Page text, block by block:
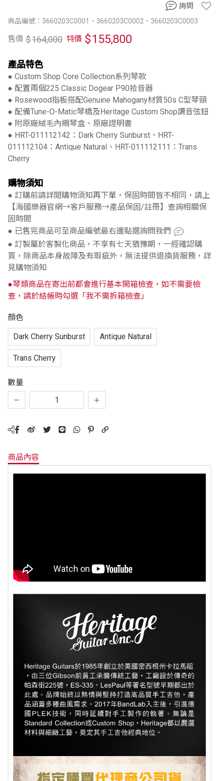
商品編號：3660203C0001、3660203C0002、3660203C0003
售價 $164,000 特價 $155,800
產品特色
● Custom Shop Core Collection系列琴款
● 配置兩個225 Classic Dogear P90拾音器
● Rosewood指板搭配Genuine Mahogany材質50s C型琴頸
● 配備Tune-O-Matic琴橋及Heritage Custom Shop調音弦鈕
● 附原廠絨毛內襯琴盒、原廠證明書
● HRT-011112142：Dark Cherry Sunburst、HRT-
011112104：Antique Natural、HRT-011112111：Trans
Cherry
購物須知
● 訂購前請詳閱購物須知再下單，保固時間皆不相同，請上
【海國樂器官網→客戶服務→產品保固/註冊】查詢相關保
固時間
● 已售完商品可至商品編號最右邊點選詢問我們
● 訂製屬於客製化商品，不享有七天猶豫期，一經確認購
買，除商品本身故障及有瑕疵外，無法提供退換貨服務，詳
見購物須知
●琴類商品在寄出前都會進行基本開箱檢查，如不需要檢
查，請於結帳時勾選「我不需拆箱檢查」
顏色
Dark Cherry Sunburst Antique Natural
Trans Cherry
數量
詢問
商品內容